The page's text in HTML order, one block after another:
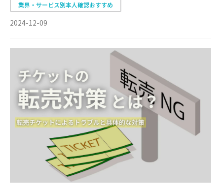
業界・サービス別本人確認おすすめ
2024-12-09